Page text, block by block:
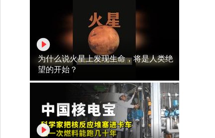
为什么说火星上发现生命，将是人类绝
望的开始？